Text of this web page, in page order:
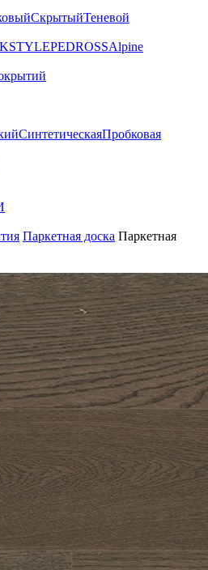
СкрытыйТеневой
PEDROSSAlpine
СинтетическаяПробковая
Паркетная доска Паркетная